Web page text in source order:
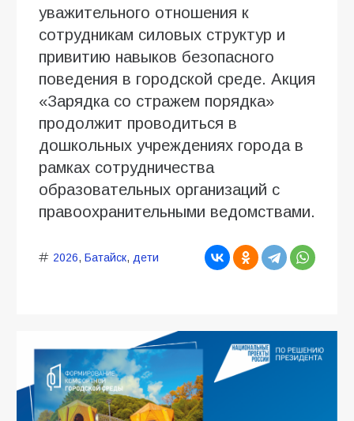
уважительного отношения к
сотрудникам силовых структур и
привитию навыков безопасного
поведения в городской среде. Акция
«Зарядка со стражем порядка»
продолжит проводиться в
дошкольных учреждениях города в
рамках сотрудничества
образовательных организаций с
правоохранительными ведомствами.
2026, Батайск, дети